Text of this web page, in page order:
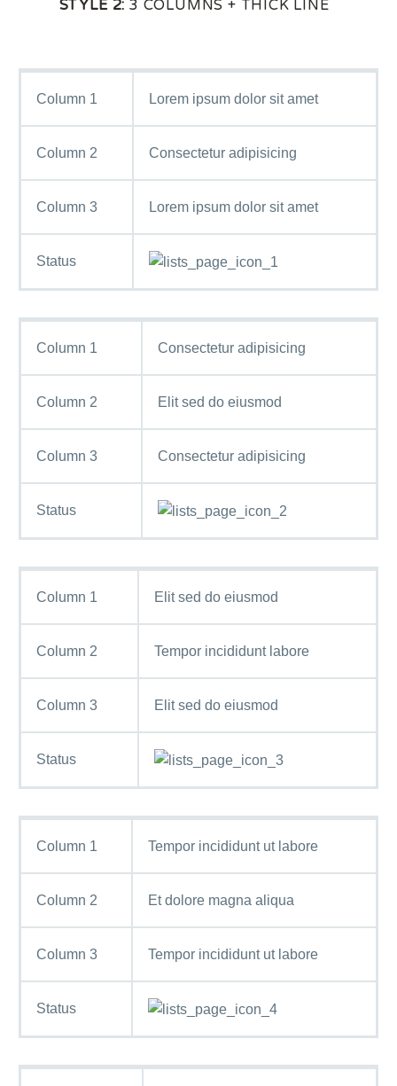
STYLE 2: 3 COLUMNS + THICK LINE
Column 1 Lorem ipsum dolor sit amet
Column 2 Consectetur adipisicing
Column 3 Lorem ipsum dolor sit amet
Status
Column 1 Consectetur adipisicing
Column 2 Elit sed do eiusmod
Column 3 Consectetur adipisicing
Status
Column 1 Elit sed do eiusmod
Column 2 Tempor incididunt labore
Column 3 Elit sed do eiusmod
Status
Column 1 Tempor incididunt ut labore
Column 2 Et dolore magna aliqua
Column 3 Tempor incididunt ut labore
Status